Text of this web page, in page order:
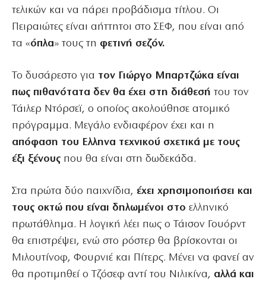
τελικών και να πάρει προβάδισμα τίτλου. Οι
Πειραιώτες είναι αήττητοι στο ΣΕΦ, που είναι από
τα «όπλα» τους τη φετινή σεζόν.
Το δυσάρεστο για τον Γιώργο Μπαρτζώκα είναι
πως πιθανότατα δεν θα έχει στη διάθεσή του τον
Τάιλερ Ντόρσεϊ, ο οποίος ακολούθησε ατομικό
πρόγραμμα. Μεγάλο ενδιαφέρον έχει και η
απόφαση του Ελληνα τεχνικού σχετικά με τους
έξι ξένους που θα είναι στη δωδεκάδα.
Στα πρώτα δύο παιχνίδια, έχει χρησιμοποιήσει και
τους οκτώ που είναι δηλωμένοι στο ελληνικό
πρωτάθλημα. Η λογική λέει πως ο Τάισον Γουόρντ
θα επιστρέψει, ενώ στο ρόστερ θα βρίσκονται οι
Μιλουτίνοφ, Φουρνιέ και Πίτερς. Μένει να φανεί αν
θα προτιμηθεί ο Τζόσεφ αντί του Νιλικίνα, αλλά και